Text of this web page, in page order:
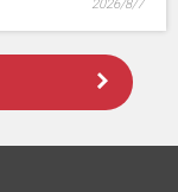
2026/8/7